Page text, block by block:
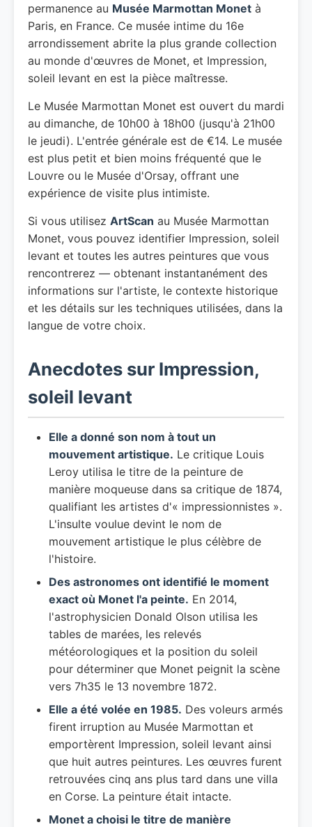
permanence au Musée Marmottan Monet à
Paris, en France. Ce musée intime du 16e
arrondissement abrite la plus grande collection
au monde d'œuvres de Monet, et Impression,
soleil levant en est la pièce maîtresse.
Le Musée Marmottan Monet est ouvert du mardi
au dimanche, de 10h00 à 18h00 (jusqu'à 21h00
le jeudi). L'entrée générale est de €14. Le musée
est plus petit et bien moins fréquenté que le
Louvre ou le Musée d'Orsay, offrant une
expérience de visite plus intimiste.
Si vous utilisez ArtScan au Musée Marmottan
Monet, vous pouvez identifier Impression, soleil
levant et toutes les autres peintures que vous
rencontrerez — obtenant instantanément des
informations sur l'artiste, le contexte historique
et les détails sur les techniques utilisées, dans la
langue de votre choix.
Anecdotes sur Impression,
soleil levant
Elle a donné son nom à tout un
mouvement artistique. Le critique Louis
Leroy utilisa le titre de la peinture de
manière moqueuse dans sa critique de 1874,
qualifiant les artistes d'« impressionnistes ».
L'insulte voulue devint le nom de
mouvement artistique le plus célèbre de
l'histoire.
Des astronomes ont identifié le moment
exact où Monet l'a peinte. En 2014,
l'astrophysicien Donald Olson utilisa les
tables de marées, les relevés
météorologiques et la position du soleil
pour déterminer que Monet peignit la scène
vers 7h35 le 13 novembre 1872.
Elle a été volée en 1985. Des voleurs armés
firent irruption au Musée Marmottan et
emportèrent Impression, soleil levant ainsi
que huit autres peintures. Les œuvres furent
retrouvées cinq ans plus tard dans une villa
en Corse. La peinture était intacte.
Monet a choisi le titre de manière